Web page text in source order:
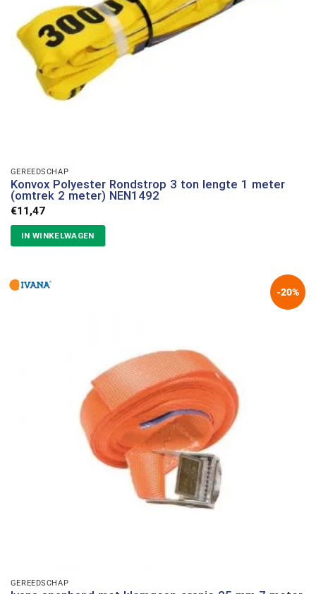
GEREEDSCHAP
Konvox Polyester Rondstrop 3 ton lengte 1 meter
(omtrek 2 meter) NEN1492
€11,47
IN WINKELWAGEN
-20%
GEREEDSCHAP